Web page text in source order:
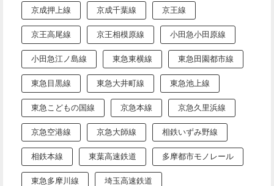
京成押上線 京成千葉線 京王線
京王高尾線 京王相模原線 小田急小田原線
小田急江ノ島線 東急東横線 東急田園都市線
東急目黒線 東急大井町線 東急池上線
東急こどもの国線 京急本線 京急久里浜線
京急空港線 京急大師線 相鉄いずみ野線
相鉄本線 東葉高速鉄道 多摩都市モノレール
東急多摩川線 埼玉高速鉄道